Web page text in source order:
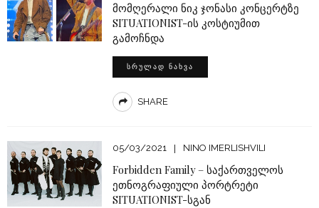
მომღერალი ნიკ ჯონასი კონცერტზე
SITUATIONIST-ის კოსტიუმით
გამოჩნდა
ᲡᲠᲣᲚᲐᲓ ᲜᲐᲮᲕᲐ
SHARE
05/03/2021 NINO IMERLISHVILI
Forbidden Family – საქართველოს
ეთნოგრაფიული პორტრეტი
SITUATIONIST-სგან